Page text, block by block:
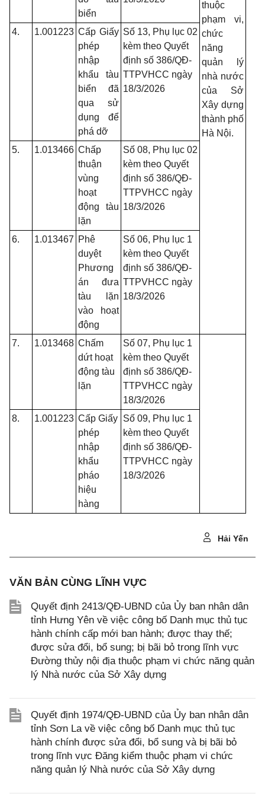
thuộc
phạm vi,
chức
năng
quản lý
nhà nước
của Sở
Xây dựng
thành phố
Hà Nội.
biển
4. 1.001223 Cấp Giấy
phép
nhập
khẩu tàu
biển đã
qua sử
dụng để
phá dỡ
Số 13, Phụ lục 02
kèm theo Quyết
định số 386/QĐ-
TTPVHCC ngày
18/3/2026
5. 1.013466 Chấp
thuận
vùng
hoạt
động tàu
lặn
Số 08, Phụ lục 02
kèm theo Quyết
định số 386/QĐ-
TTPVHCC ngày
18/3/2026
6. 1.013467 Phê
duyệt
Phương
án đưa
tàu lặn
vào hoạt
động
Số 06, Phụ lục 1
kèm theo Quyết
định số 386/QĐ-
TTPVHCC ngày
18/3/2026
7. 1.013468 Chấm
dứt hoạt
động tàu
lặn
Số 07, Phụ lục 1
kèm theo Quyết
định số 386/QĐ-
TTPVHCC ngày
18/3/2026
8.
1.001223 Cấp Giấy
phép
nhập
khẩu
pháo
hiệu
hàng
Số 09, Phụ lục 1
kèm theo Quyết
định số 386/QĐ-
TTPVHCC ngày
18/3/2026
Hải Yến
VĂN BẢN CÙNG LĨNH VỰC
Quyết định 2413/QĐ-UBND của Ủy ban nhân dân
tỉnh Hưng Yên về việc công bố Danh mục thủ tục
hành chính cấp mới ban hành; được thay thế;
được sửa đổi, bổ sung; bị bãi bỏ trong lĩnh vực
Đường thủy nội địa thuộc phạm vi chức năng quản
lý Nhà nước của Sở Xây dựng
Quyết định 1974/QĐ-UBND của Ủy ban nhân dân
tỉnh Sơn La về việc công bố Danh mục thủ tục
hành chính được sửa đổi, bổ sung và bị bãi bỏ
trong lĩnh vực Đăng kiểm thuộc phạm vi chức
năng quản lý Nhà nước của Sở Xây dựng